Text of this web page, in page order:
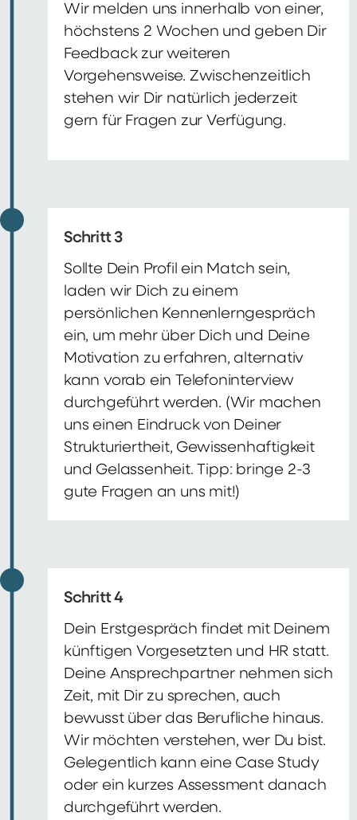
Wir melden uns innerhalb von einer,
höchstens 2 Wochen und geben Dir
Feedback zur weiteren
Vorgehensweise. Zwischenzeitlich
stehen wir Dir natürlich jederzeit
gern für Fragen zur Verfügung.
Schritt 3
Sollte Dein Profil ein Match sein,
laden wir Dich zu einem
persönlichen Kennenlerngespräch
ein, um mehr über Dich und Deine
Motivation zu erfahren, alternativ
kann vorab ein Telefoninterview
durchgeführt werden. (Wir machen
uns einen Eindruck von Deiner
Strukturiertheit, Gewissenhaftigkeit
und Gelassenheit. Tipp: bringe 2-3
gute Fragen an uns mit!)
Schritt 4
Dein Erstgespräch findet mit Deinem
künftigen Vorgesetzten und HR statt.
Deine Ansprechpartner nehmen sich
Zeit, mit Dir zu sprechen, auch
bewusst über das Berufliche hinaus.
Wir möchten verstehen, wer Du bist.
Gelegentlich kann eine Case Study
oder ein kurzes Assessment danach
durchgeführt werden.